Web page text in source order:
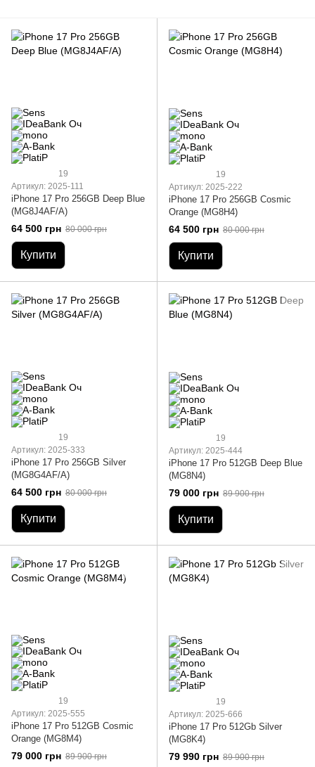
19
Артикул: 2025-111
iPhone 17 Pro 256GB Deep Blue
(MG8J4AF/A)
64 500 грн 80 000 грн
Купити
19
Артикул: 2025-222
iPhone 17 Pro 256GB Cosmic
Orange (MG8H4)
64 500 грн 80 000 грн
Купити
19
Артикул: 2025-333
iPhone 17 Pro 256GB Silver
(MG8G4AF/A)
64 500 грн 80 000 грн
Купити
19
Артикул: 2025-444
iPhone 17 Pro 512GB Deep Blue
(MG8N4)
79 000 грн 89 900 грн
Купити
19
Артикул: 2025-555
iPhone 17 Pro 512GB Cosmic
Orange (MG8M4)
79 000 грн 89 900 грн
19
Артикул: 2025-666
iPhone 17 Pro 512Gb Silver
(MG8K4)
79 990 грн 89 900 грн